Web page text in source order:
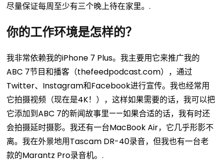
尽量保证每周至少有三个晚上待在家里。.
你的工作环境是怎样的？
我非常依赖我的iPhone 7 Plus。我主要用它来推广我的
ABC 7节目和播客（thefeedpodcast.com），通过
Twitter、Instagram和Facebook进行宣传。我也经常用
它拍摄视频（现在是4K！），这样如果需要的话，我可以把
它添加到ABC 7的新闻故事里——如果合适的话，我有时还
会拍摄延时摄影。我还有一台MacBook Air，它几乎形影不
离。我在外景地用Tascam DR-40录音，但我也有一台老
款的Marantz Pro录音机。.